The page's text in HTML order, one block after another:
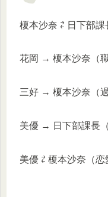
榎本沙奈 ⇄ 日下部課
花岡 → 榎本沙奈（職
三好 → 榎本沙奈（
美優 → 日下部課長
美優 ⇄ 榎本沙奈（恋